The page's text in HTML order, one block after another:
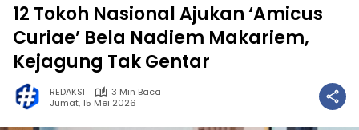
12 Tokoh Nasional Ajukan ‘Amicus
Curiae’ Bela Nadiem Makariem,
Kejagung Tak Gentar
REDAKSI
3 Min Baca
Jumat, 15 Mei 2026